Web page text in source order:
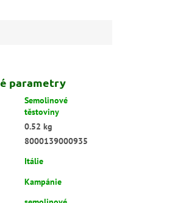
parametry
Semolinové
těstoviny
0.52 kg
8000139000935
Itálie
Kampánie